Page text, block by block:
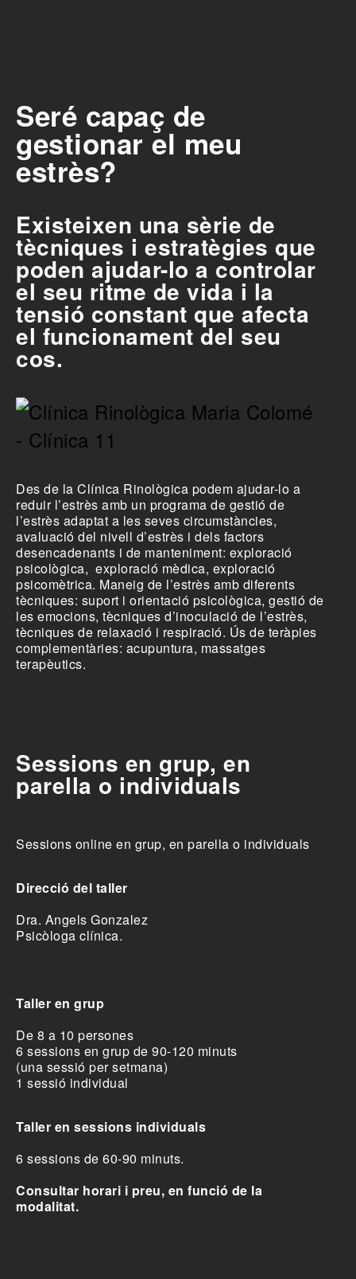
Seré capaç de
gestionar el meu
estrès?
Existeixen una sèrie de
tècniques i estratègies que
poden ajudar-lo a controlar
el seu ritme de vida i la
tensió constant que afecta
el funcionament del seu
cos.
Des de la Clínica Rinològica podem ajudar-lo a
reduir l’estrès amb un programa de gestió de
l’estrès adaptat a les seves circumstàncies,
avaluació del nivell d’estrès i dels factors
desencadenants i de manteniment: exploració
psicològica, exploració mèdica, exploració
psicomètrica. Maneig de l’estrès amb diferents
tècniques: suport i orientació psicològica, gestió de
les emocions, tècniques d’inoculació de l’estrès,
tècniques de relaxació i respiració. Ús de teràpies
complementàries: acupuntura, massatges
terapèutics.
Sessions en grup, en
parella o individuals
Sessions online en grup, en parella o individuals
Direcció del taller
Dra. Angels Gonzalez
Psicòloga clínica.
Taller en grup
De 8 a 10 persones
6 sessions en grup de 90-120 minuts
(una sessió per setmana)
1 sessió individual
Taller en sessions individuals
6 sessions de 60-90 minuts.
Consultar horari i preu, en funció de la
modalitat.